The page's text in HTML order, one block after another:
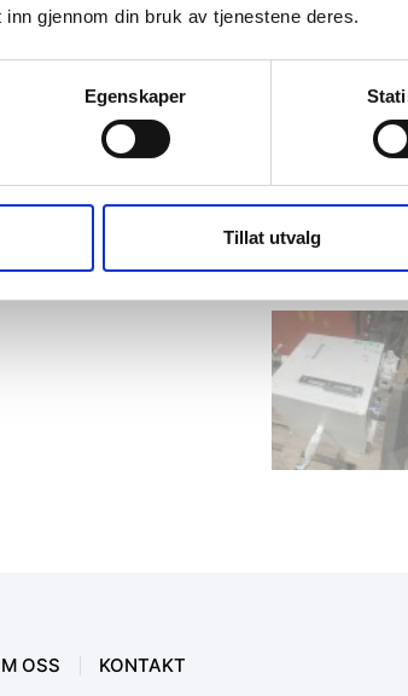
gjennom din bruk av tjenestene deres.
Egenskaper
Tillat utvalg
OSS KONTAKT